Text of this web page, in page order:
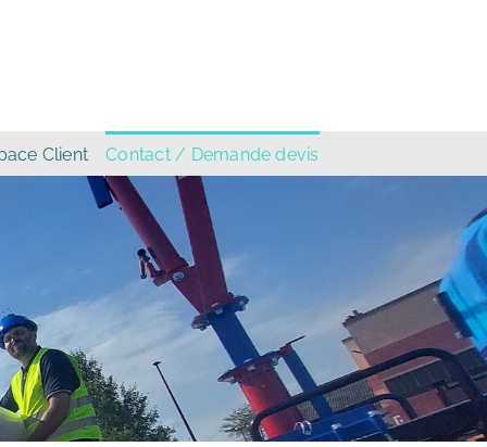
Client Contact / Demande devis